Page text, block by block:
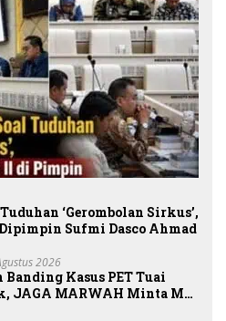
‘Gerombolan Sirkus’,
Sufmi Dasco Ahmad
2026
Banding Kasus PET Tuai
JAGA MARWAH Minta MA